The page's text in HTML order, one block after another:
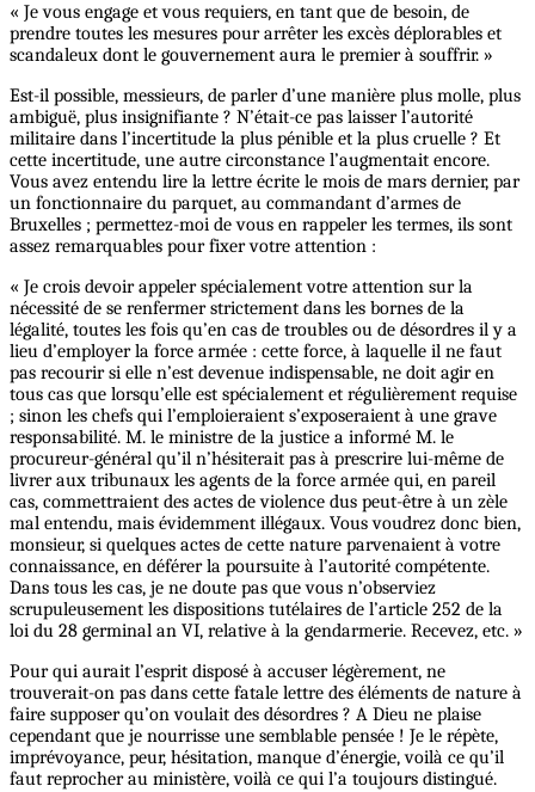
« Je vous engage et vous requiers, en tant que de besoin, de
prendre toutes les mesures pour arrêter les excès déplorables et
scandaleux dont le gouvernement aura le premier à souffrir. »
Est-il possible, messieurs, de parler d’une manière plus molle, plus
ambiguë, plus insignifiante ? N’était-ce pas laisser l’autorité
militaire dans l’incertitude la plus pénible et la plus cruelle ? Et
cette incertitude, une autre circonstance l’augmentait encore.
Vous avez entendu lire la lettre écrite le mois de mars dernier, par
un fonctionnaire du parquet, au commandant d’armes de
Bruxelles ; permettez-moi de vous en rappeler les termes, ils sont
assez remarquables pour fixer votre attention :
« Je crois devoir appeler spécialement votre attention sur la
nécessité de se renfermer strictement dans les bornes de la
légalité, toutes les fois qu’en cas de troubles ou de désordres il y a
lieu d’employer la force armée : cette force, à laquelle il ne faut
pas recourir si elle n’est devenue indispensable, ne doit agir en
tous cas que lorsqu’elle est spécialement et régulièrement requise
; sinon les chefs qui l’emploieraient s’exposeraient à une grave
responsabilité. M. le ministre de la justice a informé M. le
procureur-général qu’il n’hésiterait pas à prescrire lui-même de
livrer aux tribunaux les agents de la force armée qui, en pareil
cas, commettraient des actes de violence dus peut-être à un zèle
mal entendu, mais évidemment illégaux. Vous voudrez donc bien,
monsieur, si quelques actes de cette nature parvenaient à votre
connaissance, en déférer la poursuite à l’autorité compétente.
Dans tous les cas, je ne doute pas que vous n’observiez
scrupuleusement les dispositions tutélaires de l’article 252 de la
loi du 28 germinal an VI, relative à la gendarmerie. Recevez, etc. »
Pour qui aurait l’esprit disposé à accuser légèrement, ne
trouverait-on pas dans cette fatale lettre des éléments de nature à
faire supposer qu’on voulait des désordres ? A Dieu ne plaise
cependant que je nourrisse une semblable pensée ! Je le répète,
imprévoyance, peur, hésitation, manque d’énergie, voilà ce qu’il
faut reprocher au ministère, voilà ce qui l’a toujours distingué.